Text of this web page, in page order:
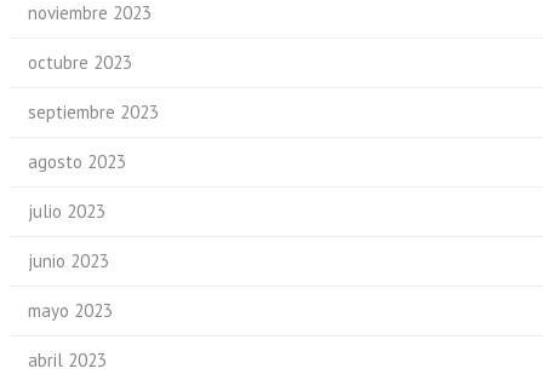
noviembre 2023
octubre 2023
septiembre 2023
agosto 2023
julio 2023
junio 2023
mayo 2023
abril 2023